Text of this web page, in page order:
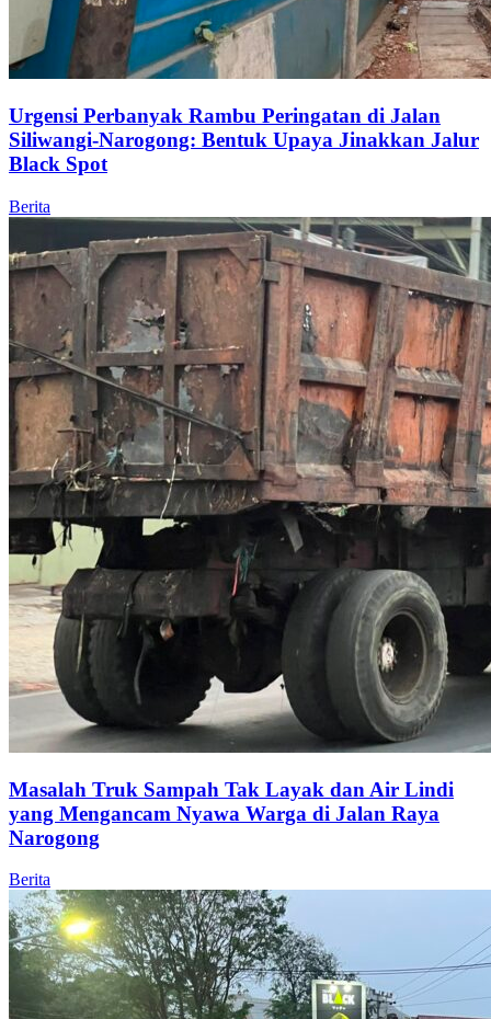
Urgensi Perbanyak Rambu Peringatan di Jalan
Siliwangi-Narogong: Bentuk Upaya Jinakkan Jalur
Black Spot
Berita
Masalah Truk Sampah Tak Layak dan Air Lindi
yang Mengancam Nyawa Warga di Jalan Raya
Narogong
Berita